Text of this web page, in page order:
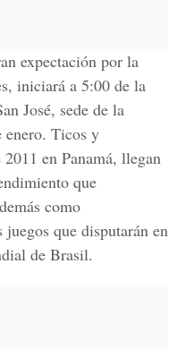
expectación por la
iniciará a 5:00 de la
José, sede de la
enero. Ticos y
en Panamá, llegan
que
como
que disputarán en
de Brasil.